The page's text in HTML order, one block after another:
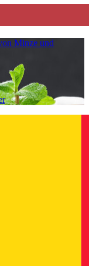
Minze und